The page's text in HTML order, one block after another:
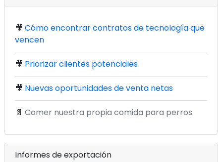
🎥 Cómo encontrar contratos de tecnología que
vencen
🎥 Priorizar clientes potenciales
🎥 Nuevas oportunidades de venta netas
📄 Comer nuestra propia comida para perros
Informes de exportación